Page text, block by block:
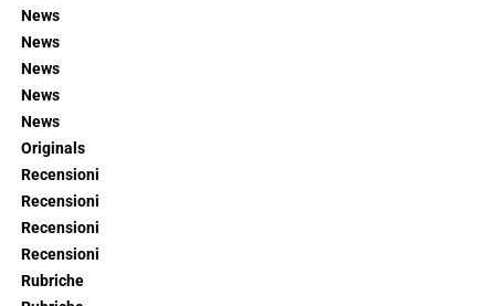
News
News
News
News
News
Originals
Recensioni
Recensioni
Recensioni
Recensioni
Rubriche